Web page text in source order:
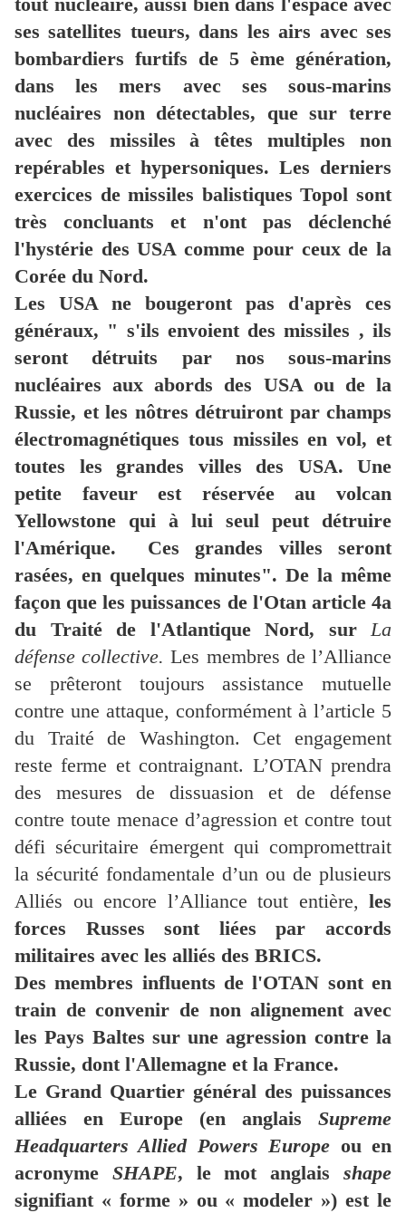
ses satellites tueurs, dans les airs avec ses
bombardiers furtifs de 5 ème génération,
dans les mers avec ses sous-marins
nucléaires non détectables, que sur terre
avec des missiles à têtes multiples non
repérables et hypersoniques. Les derniers
exercices de missiles balistiques Topol sont
très concluants et n'ont pas déclenché
l'hystérie des USA comme pour ceux de la
Corée du Nord.
Les USA ne bougeront pas d'après ces
généraux, " s'ils envoient des missiles , ils
seront détruits par nos sous-marins
nucléaires aux abords des USA ou de la
Russie, et les nôtres détruiront par champs
électromagnétiques tous missiles en vol, et
toutes les grandes villes des USA. Une
petite faveur est réservée au volcan
Yellowstone qui à lui seul peut détruire
l'Amérique. Ces grandes villes seront
rasées, en quelques minutes". De la même
façon que les puissances de l'Otan article 4a
du Traité de l'Atlantique Nord, surLa
défense collective. Les membres de l’Alliance
se prêteront toujours assistance mutuelle
contre une attaque, conformément à l’article 5
du Traité de Washington. Cet engagement
reste ferme et contraignant. L’OTAN prendra
des mesures de dissuasion et de défense
contre toute menace d’agression et contre tout
défi sécuritaire émergent qui compromettrait
la sécurité fondamentale d’un ou de plusieurs
Alliés ou encore l’Alliance tout entière, les
forces Russes sont liées par accords
militaires avec les alliés des BRICS.
Des membres influents de l'OTAN sont en
train de convenir de non alignement avec
les Pays Baltes sur une agression contre la
Russie, dont l'Allemagne et la France.
Le Grand Quartier général des puissances
alliées en Europe (en anglais Supreme
Headquarters Allied Powers Europe ou en
acronyme SHAPE, le mot anglaisshape
signifiant « forme » ou « modeler ») est le